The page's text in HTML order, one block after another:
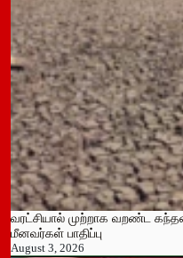
வரட்சியால் முற்றாக வறண்ட
மீனவர்கள் பாதிப்பு
August 3, 2026